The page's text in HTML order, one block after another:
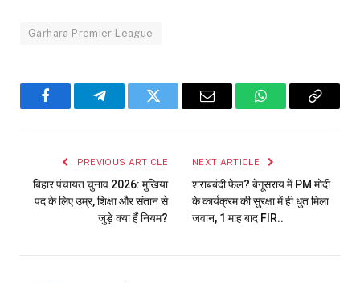
Garhara Premier League
FacebookTelegramTwitter Email WhatsAppCopy
PREVIOUS ARTICLE
बिहार पंचायत चुनाव 2026: मुखिया
पद के लिए उम्र, शिक्षा और संतान से
जुड़े क्या हैं नियम?
NEXT ARTICLE
शराबबंदी फेल? बेगूसराय में PM मोदी
के कार्यक्रम की सुरक्षा में ही धुत मिला
जवान, 1 माह बाद FIR..